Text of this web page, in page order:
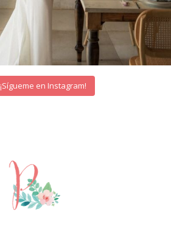
¡Sígueme en Instagram!